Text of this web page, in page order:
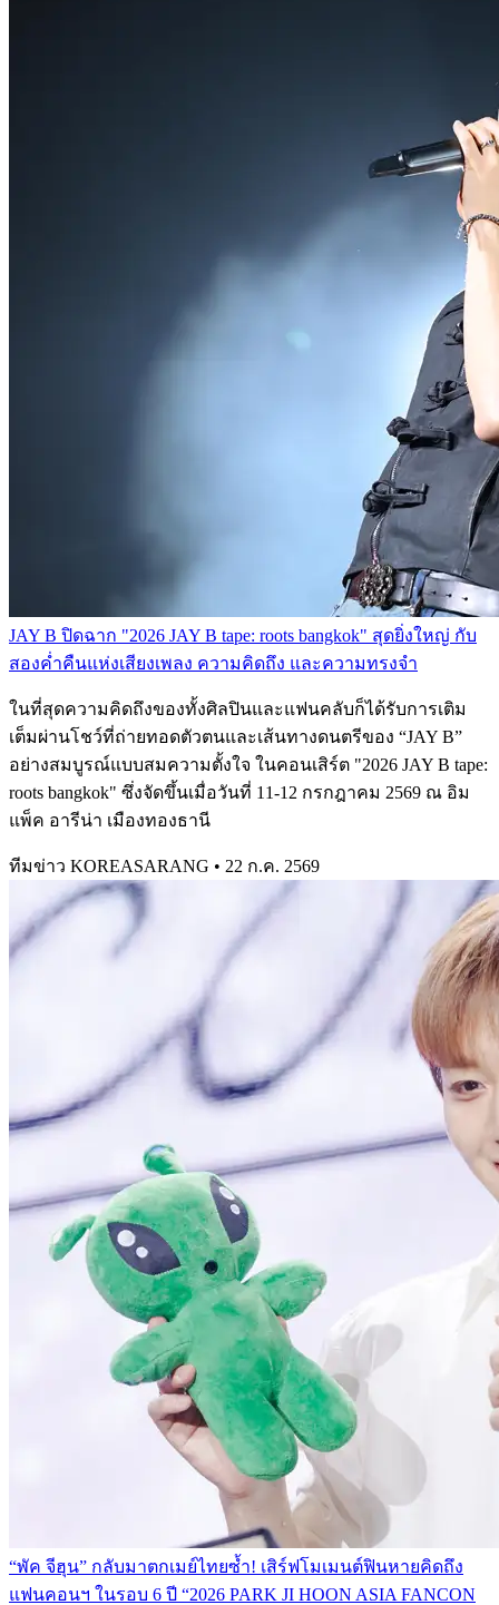
JAY B ปิดฉาก "2026 JAY B tape: roots bangkok" สุดยิ่งใหญ่ กับ
สองค่ำคืนแห่งเสียงเพลง ความคิดถึง และความทรงจำ
ในที่สุดความคิดถึงของทั้งศิลปินและแฟนคลับก็ได้รับการเติม
เต็มผ่านโชว์ที่ถ่ายทอดตัวตนและเส้นทางดนตรีของ “JAY B”
อย่างสมบูรณ์แบบสมความตั้งใจ ในคอนเสิร์ต "2026 JAY B tape:
roots bangkok" ซึ่งจัดขึ้นเมื่อวันที่ 11-12 กรกฎาคม 2569 ณ อิม
แพ็ค อารีน่า เมืองทองธานี
ทีมข่าว KOREASARANG • 22 ก.ค. 2569
“พัค จีฮุน” กลับมาตกเมย์ไทยซ้ำ! เสิร์ฟโมเมนต์ฟินหายคิดถึง
แฟนคอนฯ ในรอบ 6 ปี “2026 PARK JI HOON ASIA FANCON